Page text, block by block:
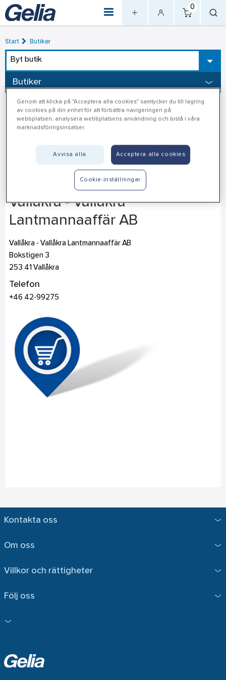
0
Start Butiker
Byt butik
Butiker
Vallåkra - Vallåkra
Lantmannaaffär AB
Vallåkra - Vallåkra Lantmannaaffär AB
Bokstigen 3
253 41 Vallåkra
Telefon
+46 42-99275
Kontakta oss
Om oss
Villkor och rättigheter
Följ oss
Genom att klicka på "Acceptera alla cookies" samtycker du till lagring
av cookies på din enhet för att förbättra navigeringen på
webbplatsen, analysera webbplatsens användning och bistå i våra
marknadsföringsinsatser.
Avvisa alla Acceptera alla cookies
Cookie-inställningar